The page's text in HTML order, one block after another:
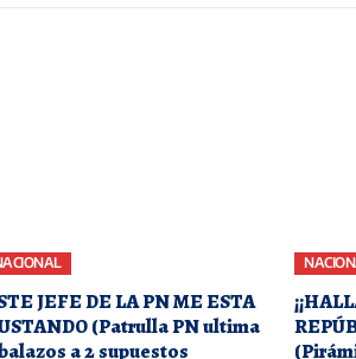
JEFE DE LA PN ME ESTA
(Patrulla PN ultima
a 2 supuestos